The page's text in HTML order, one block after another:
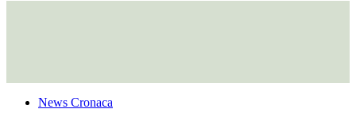
News Cronaca